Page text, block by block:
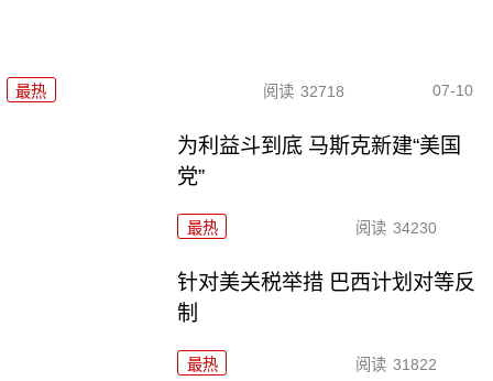
最热 阅读 32718 07-10
为利益斗到底 马斯克新建“美国
党”
最热 阅读 34230
针对美关税举措 巴西计划对等反
制
最热 阅读 31822